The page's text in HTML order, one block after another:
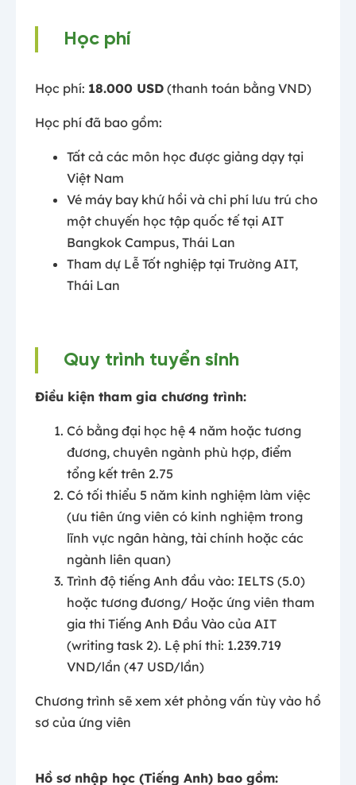
Học phí
Học phí: 18.000 USD (thanh toán bằng VND)
Học phí đã bao gồm:
Tất cả các môn học được giảng dạy tại
Việt Nam
Vé máy bay khứ hồi và chi phí lưu trú cho
một chuyến học tập quốc tế tại AIT
Bangkok Campus, Thái Lan
Tham dự Lễ Tốt nghiệp tại Trường AIT,
Thái Lan
Quy trình tuyển sinh
Điều kiện tham gia chương trình:
Có bằng đại học hệ 4 năm hoặc tương
đương, chuyên ngành phù hợp, điểm
tổng kết trên 2.75
Có tối thiểu 5 năm kinh nghiệm làm việc
(ưu tiên ứng viên có kinh nghiệm trong
lĩnh vực ngân hàng, tài chính hoặc các
ngành liên quan)
Trình độ tiếng Anh đầu vào: IELTS (5.0)
hoặc tương đương/ Hoặc ứng viên tham
gia thi Tiếng Anh Đầu Vào của AIT
(writing task 2). Lệ phí thi: 1.239.719
VND/lần (47 USD/lần)
Chương trình sẽ xem xét phỏng vấn tùy vào hồ
sơ của ứng viên
Hồ sơ nhập học (Tiếng Anh) bao gồm: